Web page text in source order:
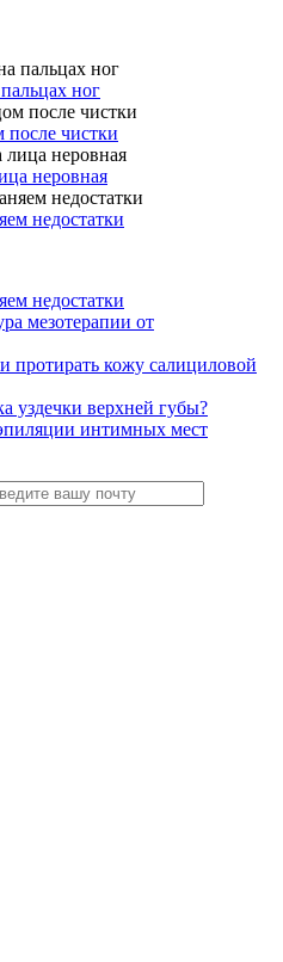
ног
после чистки
неровная
недостатки
недостатки
мезотерапии от
протирать кожу салициловой
уздечки верхней губы?
интимных мест